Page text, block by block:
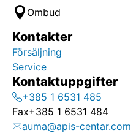
Ombud
Kontakter
Försäljning
Service
Kontaktuppgifter
+385 1 6531 485
Fax+385 1 6531 484
auma@apis-centar.com